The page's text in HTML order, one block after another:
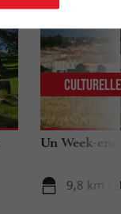
Un Week-
9,8 km -
Culturelle